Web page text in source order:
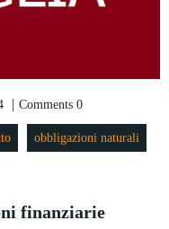
| Comments 0
obbligazioni naturali
finanziarie